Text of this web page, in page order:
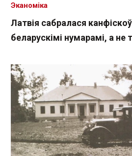
Латвія сабралася
беларускімі нумарамі, а не
Эканоміка